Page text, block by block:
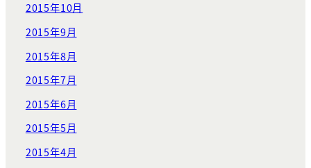
2015年10月
2015年9月
2015年8月
2015年7月
2015年6月
2015年5月
2015年4月